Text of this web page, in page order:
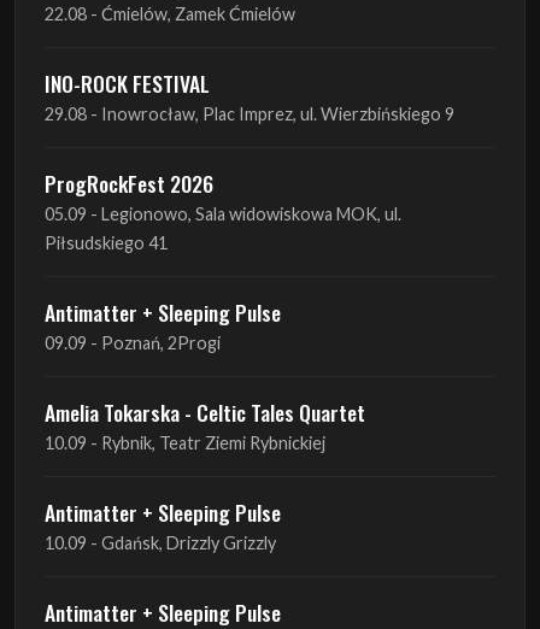
22.08 - Ćmielów, Zamek Ćmielów
INO-ROCK FESTIVAL
29.08 - Inowrocław, Plac Imprez, ul. Wierzbińskiego 9
ProgRockFest 2026
05.09 - Legionowo, Sala widowiskowa MOK, ul.
Piłsudskiego 41
Antimatter + Sleeping Pulse
09.09 - Poznań, 2Progi
Amelia Tokarska - Celtic Tales Quartet
10.09 - Rybnik, Teatr Ziemi Rybnickiej
Antimatter + Sleeping Pulse
10.09 - Gdańsk, Drizzly Grizzly
Antimatter + Sleeping Pulse